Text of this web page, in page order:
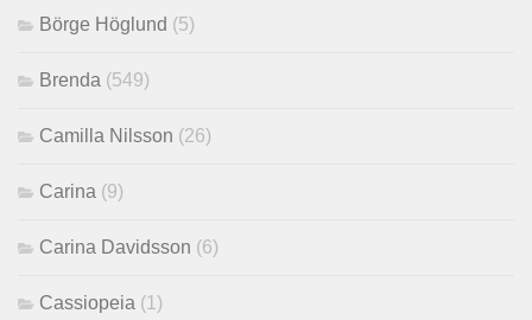
Börge Höglund (5)
Brenda (549)
Camilla Nilsson (26)
Carina (9)
Carina Davidsson (6)
Cassiopeia (1)